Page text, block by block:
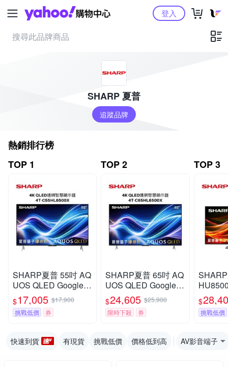
Yahoo購物中心登入
SHARP 夏普
追蹤品牌
熱銷排行榜
TOP 1
SHARP夏普 55吋 AQ
UOS QLED Google T
V連網顯示器 4T-C55
HL6500X
$17,005 $17,900
挑戰低價
券
TOP 2
SHARP夏普 65吋 AQ
UOS QLED Google T
V連網顯示器 4T-C65
HL6500X
$24,605 $25,900
限時下殺
券
TOP 3
OS
智慧液
$
挑戰低價
快速到貨 有現貨 挑戰低價 價格低到高 AV影音端子